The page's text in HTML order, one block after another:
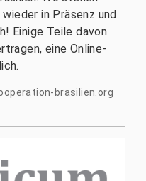
in Präsenz und
Einige Teile davon
eine Online-
brasilien.org